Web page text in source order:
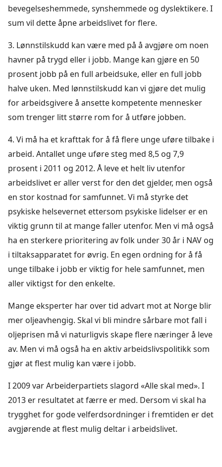
bevegelseshemmede, synshemmede og dyslektikere. I
sum vil dette åpne arbeidslivet for flere.
3. Lønnstilskudd kan være med på å avgjøre om noen
havner på trygd eller i jobb. Mange kan gjøre en 50
prosent jobb på en full arbeidsuke, eller en full jobb
halve uken. Med lønnstilskudd kan vi gjøre det mulig
for arbeidsgivere å ansette kompetente mennesker
som trenger litt større rom for å utføre jobben.
4. Vi må ha et krafttak for å få flere unge uføre tilbake i
arbeid. Antallet unge uføre steg med 8,5 og 7,9
prosent i 2011 og 2012. Å leve et helt liv utenfor
arbeidslivet er aller verst for den det gjelder, men også
en stor kostnad for samfunnet. Vi må styrke det
psykiske helsevernet ettersom psykiske lidelser er en
viktig grunn til at mange faller utenfor. Men vi må også
ha en sterkere prioritering av folk under 30 år i NAV og
i tiltaksapparatet for øvrig. En egen ordning for å få
unge tilbake i jobb er viktig for hele samfunnet, men
aller viktigst for den enkelte.
Mange eksperter har over tid advart mot at Norge blir
mer oljeavhengig. Skal vi bli mindre sårbare mot fall i
oljeprisen må vi naturligvis skape flere næringer å leve
av. Men vi må også ha en aktiv arbeidslivspolitikk som
gjør at flest mulig kan være i jobb.
I 2009 var Arbeiderpartiets slagord «Alle skal med». I
2013 er resultatet at færre er med. Dersom vi skal ha
trygghet for gode velferdsordninger i fremtiden er det
avgjørende at flest mulig deltar i arbeidslivet.